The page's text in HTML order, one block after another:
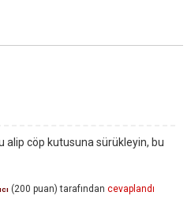
alip cöp kutusuna sürükleyin, bu
(200 puan) tarafından cevaplandı